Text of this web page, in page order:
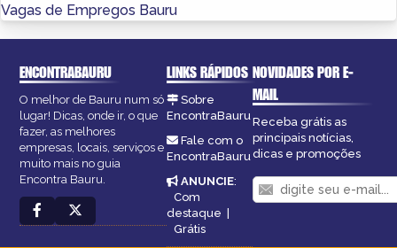
Vagas de Empregos Bauru
ENCONTRABAURU
O melhor de Bauru num só
lugar! Dicas, onde ir, o que
fazer, as melhores
empresas, locais, serviços e
muito mais no guia
Encontra Bauru.
LINKS RÁPIDOS
Sobre
EncontraBauru
Fale com o
EncontraBauru
ANUNCIE:
Com
destaque
Grátis
NOVIDADES POR E-
MAIL
Receba grátis as
principais notícias,
dicas e promoções